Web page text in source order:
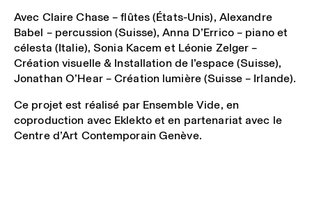
Avec Claire Chase – flûtes (États-Unis), Alexandre
Babel – percussion (Suisse), Anna D’Errico – piano et
célesta (Italie), Sonia Kacem et Léonie Zelger –
Création visuelle & Installation de l’espace (Suisse),
Jonathan O’Hear – Création lumière (Suisse – Irlande).
Ce projet est réalisé par Ensemble Vide, en
coproduction avec Eklekto et en partenariat avec le
Centre d’Art Contemporain Genève.